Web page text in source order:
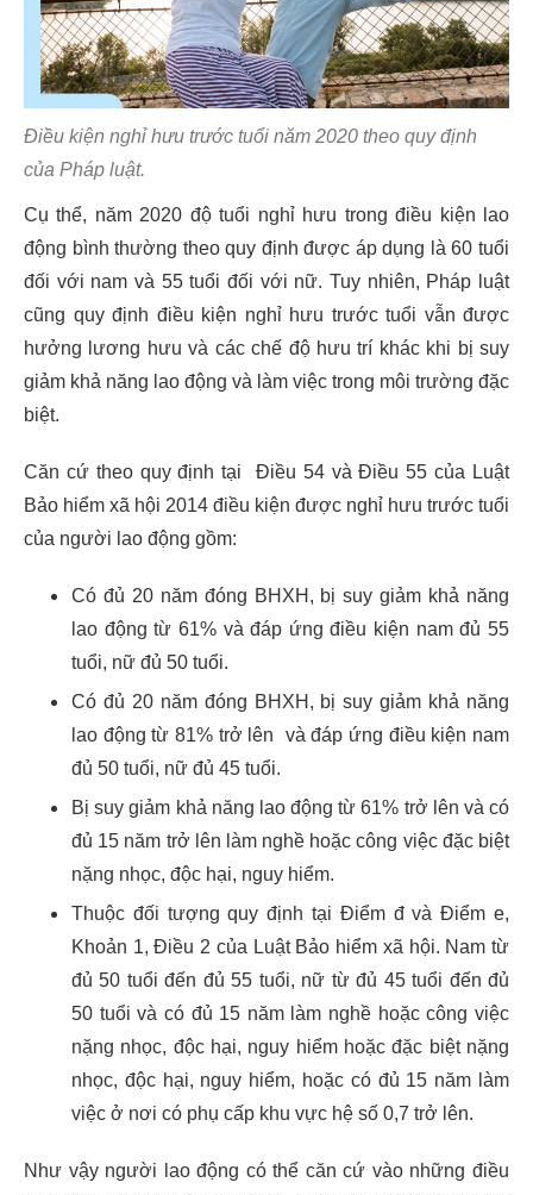
Điều kiện nghỉ hưu trước tuổi năm 2020 theo quy định
của Pháp luật.
Cụ thể, năm 2020 độ tuổi nghỉ hưu trong điều kiện lao
động bình thường theo quy định được áp dụng là 60 tuổi
đối với nam và 55 tuổi đối với nữ. Tuy nhiên, Pháp luật
cũng quy định điều kiện nghỉ hưu trước tuổi vẫn được
hưởng lương hưu và các chế độ hưu trí khác khi bị suy
giảm khả năng lao động và làm việc trong môi trường đặc
biệt.
Căn cứ theo quy định tại Điều 54 và Điều 55 của Luật
Bảo hiểm xã hội 2014 điều kiện được nghỉ hưu trước tuổi
của người lao động gồm:
Có đủ 20 năm đóng BHXH, bị suy giảm khả năng
lao động từ 61% và đáp ứng điều kiện nam đủ 55
tuổi, nữ đủ 50 tuổi.
Có đủ 20 năm đóng BHXH, bị suy giảm khả năng
lao động từ 81% trở lên và đáp ứng điều kiện nam
đủ 50 tuổi, nữ đủ 45 tuổi.
Bị suy giảm khả năng lao động từ 61% trở lên và có
đủ 15 năm trở lên làm nghề hoặc công việc đặc biệt
nặng nhọc, độc hại, nguy hiểm.
Thuộc đối tượng quy định tại Điểm đ và Điểm e,
Khoản 1, Điều 2 của Luật Bảo hiểm xã hội. Nam từ
đủ 50 tuổi đến đủ 55 tuổi, nữ từ đủ 45 tuổi đến đủ
50 tuổi và có đủ 15 năm làm nghề hoặc công việc
nặng nhọc, độc hại, nguy hiểm hoặc đặc biệt nặng
nhọc, độc hại, nguy hiểm, hoặc có đủ 15 năm làm
việc ở nơi có phụ cấp khu vực hệ số 0,7 trở lên.
Như vậy người lao động có thể căn cứ vào những điều